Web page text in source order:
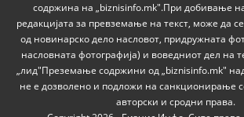
содржина на „biznisinfo.mk".При добивање
редакцијата за превземање на текст, може да
од новинарско дело насловот, придружната
насловната фотографија) и воведниот дел на
„лид"Преземање содржини од „biznisinfo.mk"
не е дозволено и подложи на санкционирање
авторски и сродни права.